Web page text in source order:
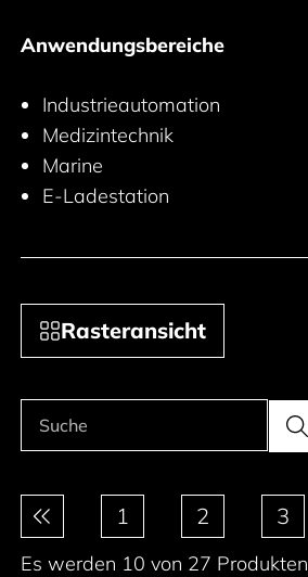
Anwendungsbereiche
Industrieautomation
Medizintechnik
Marine
E-Ladestation
Rasteransicht
Suche
Paginierung 1 2 3
Es werden 10 von 27